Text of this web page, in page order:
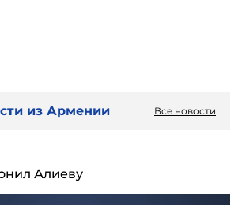
из Армении Все новости
Алиеву